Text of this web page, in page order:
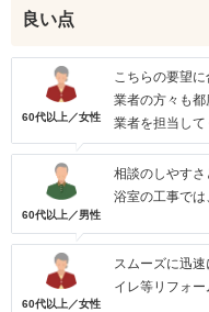
良い点
60代以上／女性
こちらの要望
業者の方々も都
業者を担当して
60代以上／男性
相談のしやすさ
浴室の工事では
60代以上／女性
スムーズに迅
イレ等リフォー